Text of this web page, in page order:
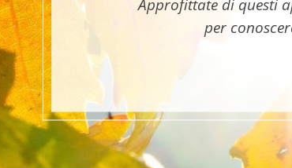
Approfittate di questi
per